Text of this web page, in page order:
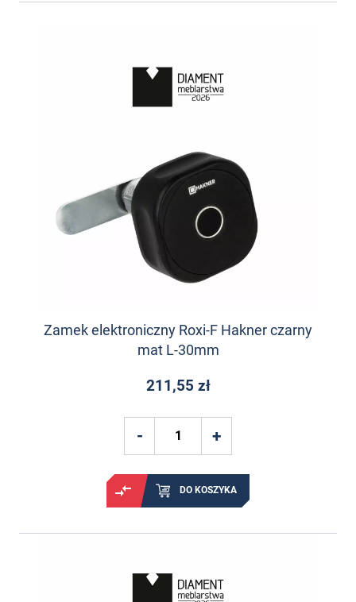
Zamek elektroniczny Roxi-F Hakner czarny
mat L-30mm
211,55 zł
DO KOSZYKA